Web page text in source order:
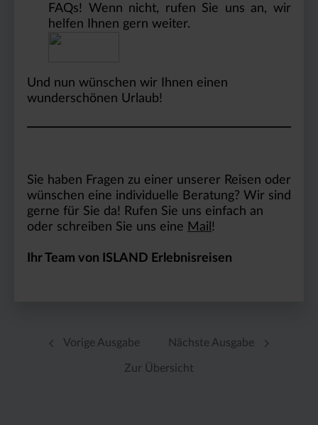
FAQs!
Wenn nicht, rufen Sie uns an, wir
helfen Ihnen gern weiter.
Und nun wünschen wir Ihnen einen
wunderschönen Urlaub!
Sie haben Fragen zu einer unserer Reisen oder
wünschen eine individuelle Beratung? Wir sind
gerne für Sie da! Rufen Sie uns einfach an
oder schreiben Sie uns eine Mail !
Ihr Team von ISLAND Erlebnisreisen
Vorige Ausgabe Nächste Ausgabe
Zur Übersicht